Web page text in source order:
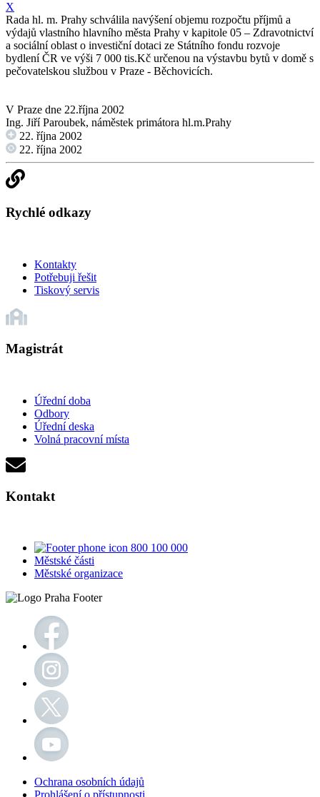
X
Rada hl. m. Prahy schválila navýšení objemu rozpočtu příjmů a
výdajů vlastního hlavního města Prahy v kapitole 05 – Zdravotnictví
a sociální oblast o investiční dotaci ze Státního fondu rozvoje
bydlení ČR ve výši 7 000 tis.Kč určenou na výstavbu bytů v domě s
pečovatelskou službou v Praze - Běchovicích.
V Praze dne 22.října 2002
Ing. Jiří Paroubek, náměstek primátora hl.m.Prahy
22. října 2002
22. října 2002
Rychlé odkazy
Kontakty
Potřebuji řešit
Tiskový servis
Magistrát
Úřední doba
Odbory
Úřední deska
Volná pracovní místa
Kontakt
800 100 000
Městské části
Městské organizace
Ochrana osobních údajů